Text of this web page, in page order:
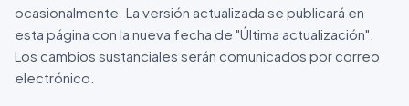
ocasionalmente. La versión actualizada se publicará en
esta página con la nueva fecha de "Última actualización".
Los cambios sustanciales serán comunicados por correo
electrónico.